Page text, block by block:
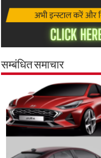
सम्बंधित समाचार